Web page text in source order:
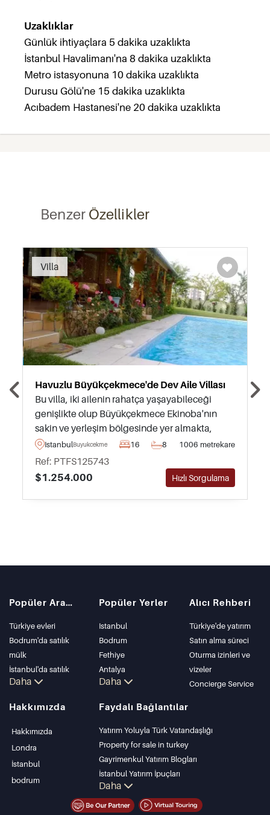
Uzaklıklar
Günlük ihtiyaçlara 5 dakika uzaklıkta
İstanbul Havalimanı'na 8 dakika uzaklıkta
Metro istasyonuna 10 dakika uzaklıkta
Durusu Gölü'ne 15 dakika uzaklıkta
Acıbadem Hastanesi'ne 20 dakika uzaklıkta
BenzerÖzellikler
Villa
Havuzlu Büyükçekmece'de Dev Aile Villası
Bu villa, iki ailenin rahatça yaşayabileceği
genişlikte olup Büyükçekmece Ekinoba'nın
sakin ve yerleşim bölgesinde yer almakta,
büyük bahçe ve özel yüzme havuzuna sahiptir.
IstanbulBuyukcekmece 16 8 1006 metrekare
Ref: PTFS125743
$1.254.000
Hızlı Sorgulama
Popüler Aramalar
Türkiye evleri
Bodrum'da satılık
mülk
İstanbul'da satılık
daire
Bodrum Villası
Antalya'da satılık
Daha
Popüler Yerler
Istanbul
Bodrum
Fethiye
Antalya
Kalkan
Kas
Bursa
Gocek
Side
Kemer
Dalyan
Izmir
Daha
Alıcı Rehberi
Türkiye'de yatırım
Satın alma süreci
Oturma izinleri ve
vizeler
Concierge Service
Hakkımızda
Hakkımızda
Londra
İstanbul
bodrum
Faydalı Bağlantılar
Yatırım Yoluyla Türk Vatandaşlığı
Property for sale in turkey
Gayrimenkul Yatırım Blogları
İstanbul Yatırım İpuçları
PropertyTurkey TV
İstanbul Yatırım Gayrimenkulleri
Daha